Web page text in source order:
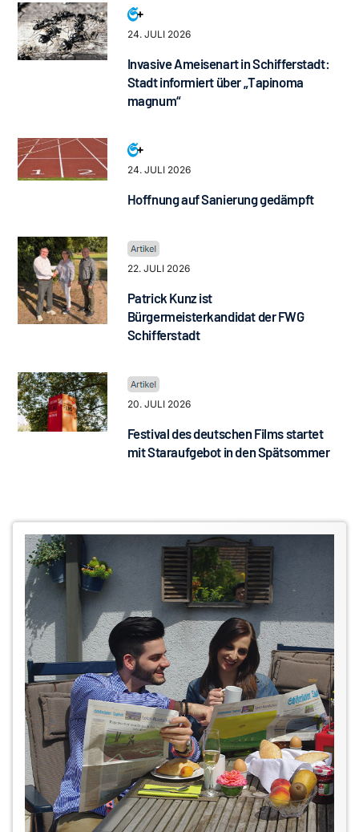
24. JULI 2026
Invasive Ameisenart in Schifferstadt:
Stadt informiert über „Tapinoma
magnum“
24. JULI 2026
Hoffnung auf Sanierung gedämpft
22. JULI 2026
Patrick Kunz ist
Bürgermeisterkandidat der FWG
Schifferstadt
20. JULI 2026
Festival des deutschen Films startet
mit Staraufgebot in den Spätsommer